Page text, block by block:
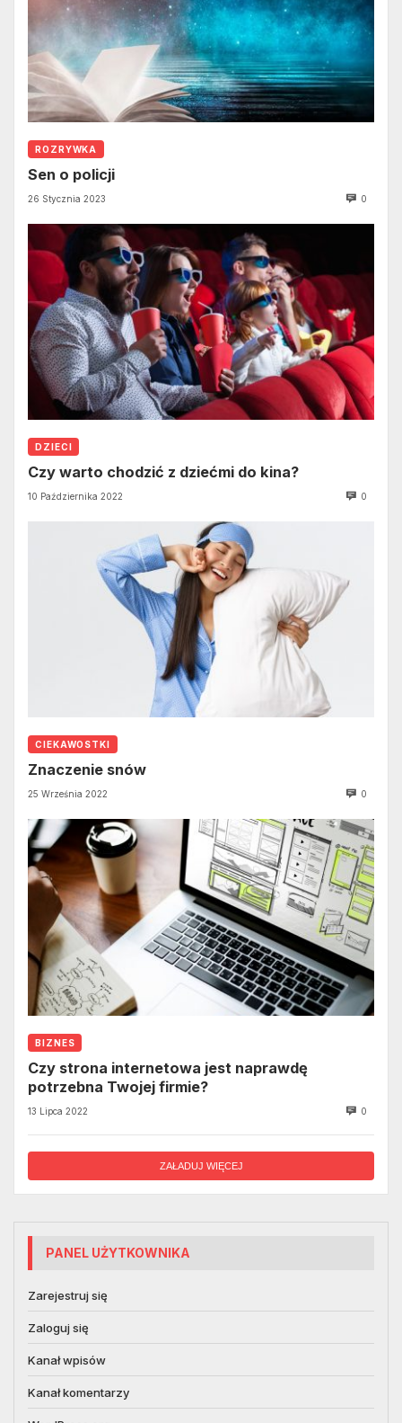
ROZRYWKA
Sen o policji
26 Stycznia 2023 0
DZIECI
Czy warto chodzić z dziećmi do kina?
10 Października 2022 0
CIEKAWOSTKI
Znaczenie snów
25 Września 2022 0
BIZNES
Czy strona internetowa jest naprawdę
potrzebna Twojej firmie?
13 Lipca 2022 0
ZAŁADUJ WIĘCEJ
PANEL UŻYTKOWNIKA
Zarejestruj się
Zaloguj się
Kanał wpisów
Kanał komentarzy